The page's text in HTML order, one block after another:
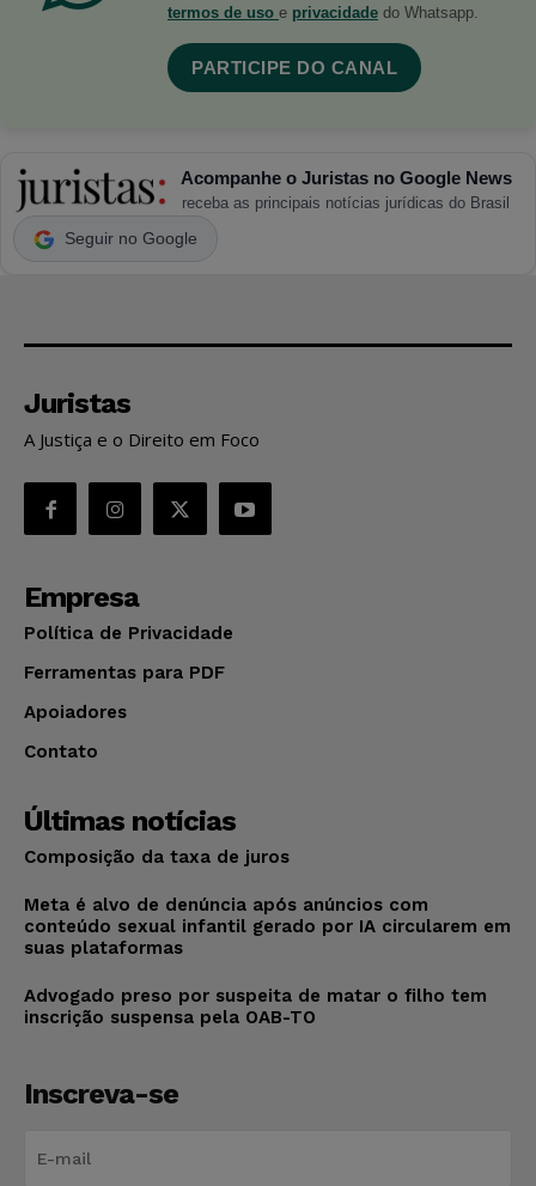
termos de uso e privacidade do Whatsapp.
PARTICIPE DO CANAL
Acompanhe o Juristas no Google News
receba as principais notícias jurídicas do Brasil
Seguir no Google
Juristas
A Justiça e o Direito em Foco
Empresa
Política de Privacidade
Ferramentas para PDF
Apoiadores
Contato
Últimas notícias
Composição da taxa de juros
Meta é alvo de denúncia após anúncios com
conteúdo sexual infantil gerado por IA circularem em
suas plataformas
Advogado preso por suspeita de matar o filho tem
inscrição suspensa pela OAB-TO
Inscreva-se